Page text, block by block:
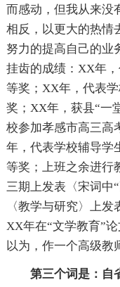
而感动，但我从来没
相反，以更大的热情
努力的提高自己的业
挂齿的成绩：XX年
等奖；XX年，代表
奖；XX年，获县“一
校参加孝感市高三高
年，代表学校辅导学
等奖；上班之余进行
三期上发表〈宋词中
〈教学与研究〉上
XX年在“文学教育”
以为，作一个高级教
第三个词是：自